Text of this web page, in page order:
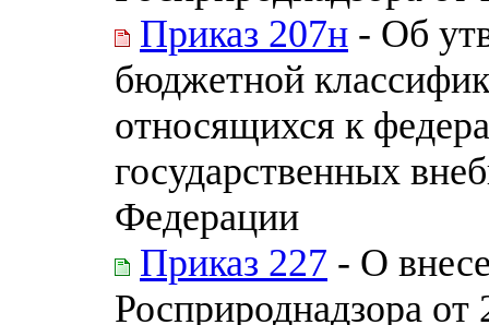
Приказ 207н - Об
бюджетной
относящихся к
государственных
Федерации
Приказ 227 - О
Росприроднадзора